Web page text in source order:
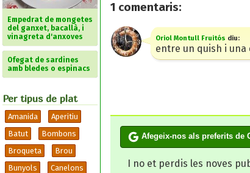
Empedrat de mongetes
del ganxet, bacallà, i
vinagreta d'anxoves
Ofegat de sardines
amb bledes o espinacs
Per tipus de plat
Amanida
Aperitiu
Batut
Bombons
Broqueta
Brou
Bunyols
Canelons
1 comentaris:
Oriol Montull Fruitós diu:
entre un quish i una
Afegeix-nos als preferits de
I no et perdis les noves